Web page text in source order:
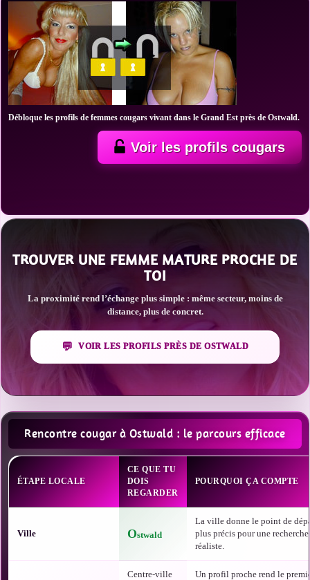
Débloque les profils de femmes cougars vivant dans le Grand Est près de Ostwald.
Voir les profils cougars
TROUVER UNE FEMME MATURE PROCHE DE
TOI
La proximité rend l’échange plus simple : même secteur, moins de
distance, plus de concret.
VOIR LES PROFILS PRÈS DE OSTWALD
Rencontre cougar à Ostwald : le parcours efficace
ÉTAPE LOCALE
CE QUE TU
DOIS
REGARDER
POURQUOI ÇA COMPTE
Ville Ostwald
La ville donne le point de
plus précis pour une
réaliste.
Centre-ville
Un profil proche rend le